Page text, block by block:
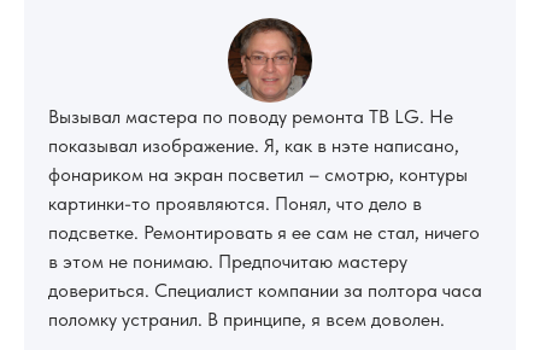
Вызывал мастера по поводу ремонта ТВ LG. Не
показывал изображение. Я, как в нэте написано,
фонариком на экран посветил – смотрю, контуры
картинки-то проявляются. Понял, что дело в
подсветке. Ремонтировать я ее сам не стал, ничего
в этом не понимаю. Предпочитаю мастеру
довериться. Специалист компании за полтора часа
поломку устранил. В принципе, я всем доволен.